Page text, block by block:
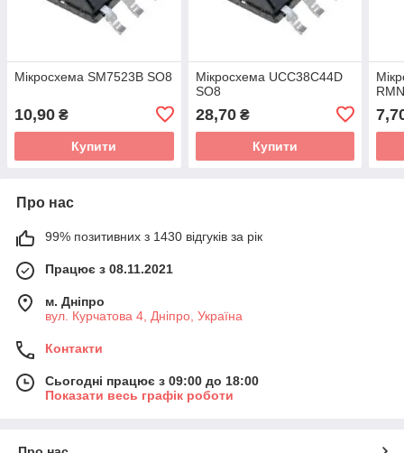
Мікросхема SM7523B SO8
10,90 ₴
Купити
Мікросхема UCC38C44D
SO8
28,70₴
Купити
Про нас
99% позитивних з 1430 відгуків за рік
Працює з 08.11.2021
м. Дніпро
вул. Курчатова 4, Дніпро, Україна
Контакти
Сьогодні працює з 09:00 до 18:00
Показати весь графік роботи